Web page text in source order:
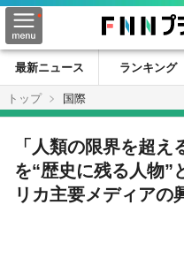
最新ニュース ランキング
トップ
国際
「人類の限界を超
を“歴史に残る人物”
リカ主要メディアの